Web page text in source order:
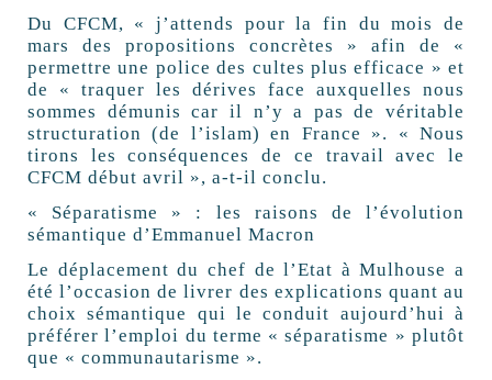
Du CFCM, « j’attends pour la fin du mois de
mars des propositions concrètes » afin de «
permettre une police des cultes plus efficace » et
de « traquer les dérives face auxquelles nous
sommes démunis car il n’y a pas de véritable
structuration (de l’islam) en France ». « Nous
tirons les conséquences de ce travail avec le
CFCM début avril », a-t-il conclu.
« Séparatisme » : les raisons de l’évolution
sémantique d’Emmanuel Macron
Le déplacement du chef de l’Etat à Mulhouse a
été l’occasion de livrer des explications quant au
choix sémantique qui le conduit aujourd’hui à
préférer l’emploi du terme « séparatisme » plutôt
que « communautarisme ».